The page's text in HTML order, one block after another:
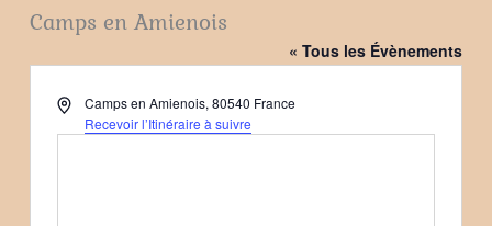
Camps en Amienois
« Tous les Évènements
AdresseCamps en Amienois, 80540 France
Recevoir l’Itinéraire à suivre